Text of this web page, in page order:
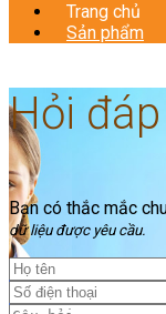
Trang chủ
Sản phẩm
Hỏi
Bạn có thắc mắc
dữ liệu được yêu cầu.